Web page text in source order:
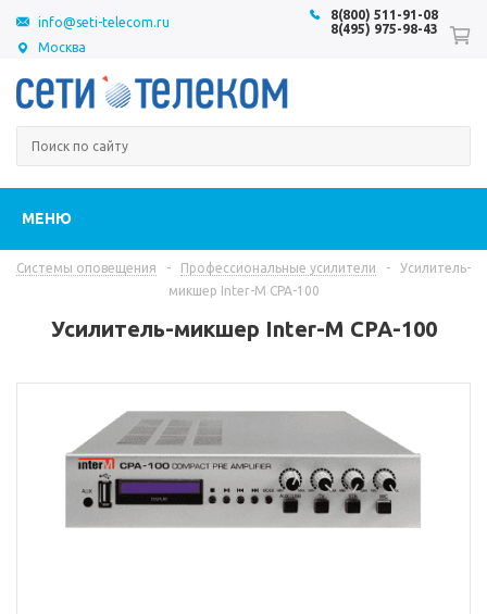
Москва
8(800) 511-91-08
8(495) 975-98-43
info@seti-telecom.ru
МЕНЮ
Системы оповещения - Профессиональные усилители -
Усилитель-
микшер Inter-M CPA-100
Усилитель-микшер Inter-M CPA-100